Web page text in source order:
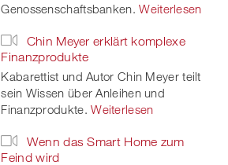
Genossenschaftsbanken. Weiterlesen
Chin Meyer erklärt komplexe
Finanzprodukte
Kabarettist und Autor Chin Meyer teilt
sein Wissen über Anleihen und
Finanzprodukte. Weiterlesen
Wenn das Smart Home zum
Feind wird